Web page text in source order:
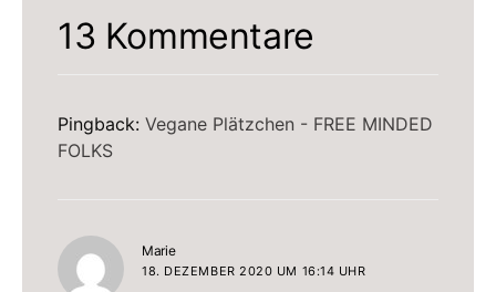
13 Kommentare
Pingback: Vegane Plätzchen - FREE MINDED
FOLKS
Mariesagt:
18. DEZEMBER 2020 UM 16:14 UHR